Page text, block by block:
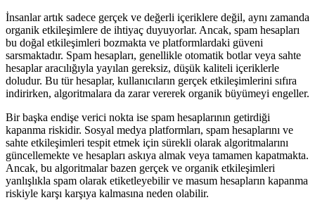
İnsanlar artık sadece gerçek ve değerli içeriklere değil, aynı zamanda
organik etkileşimlere de ihtiyaç duyuyorlar. Ancak, spam hesapları
bu doğal etkileşimleri bozmakta ve platformlardaki güveni
sarsmaktadır. Spam hesapları, genellikle otomatik botlar veya sahte
hesaplar aracılığıyla yayılan gereksiz, düşük kaliteli içeriklerle
doludur. Bu tür hesaplar, kullanıcıların gerçek etkileşimlerini sıfıra
indirirken, algoritmalara da zarar vererek organik büyümeyi engeller.
Bir başka endişe verici nokta ise spam hesaplarının getirdiği
kapanma riskidir. Sosyal medya platformları, spam hesaplarını ve
sahte etkileşimleri tespit etmek için sürekli olarak algoritmalarını
güncellemekte ve hesapları askıya almak veya tamamen kapatmakta.
Ancak, bu algoritmalar bazen gerçek ve organik etkileşimleri
yanlışlıkla spam olarak etiketleyebilir ve masum hesapların kapanma
riskiyle karşı karşıya kalmasına neden olabilir.